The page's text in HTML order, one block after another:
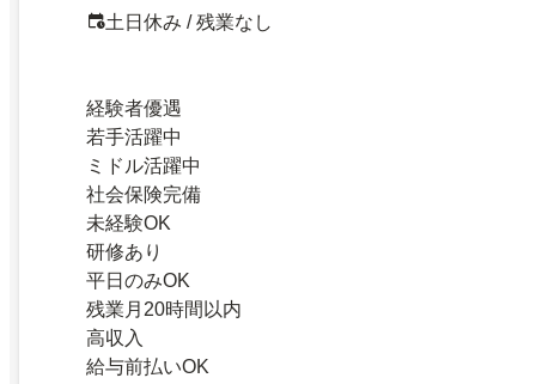
土日休み / 残業なし
経験者優遇
若手活躍中
ミドル活躍中
社会保険完備
未経験OK
研修あり
平日のみOK
残業月20時間以内
高収入
給与前払いOK